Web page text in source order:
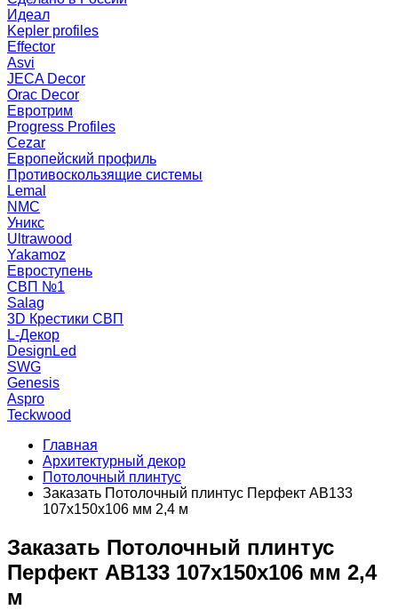
Идеал
Kepler profiles
Effector
Asvi
JECA Decor
Orac Decor
Евротрим
Progress Profiles
Cezar
Европейский профиль
Противоскользящие системы
Lemal
NMC
Уникс
Ultrawood
Yakamoz
Евроступень
СВП №1
Salag
3D Крестики СВП
L-Декор
DesignLed
SWG
Genesis
Aspro
Teckwood
Главная
Архитектурный декор
Потолочный плинтус
Заказать Потолочный плинтус Перфект AB133
107х150х106 мм 2,4 м
Заказать Потолочный плинтус
Перфект AB133 107х150х106 мм 2,4
м